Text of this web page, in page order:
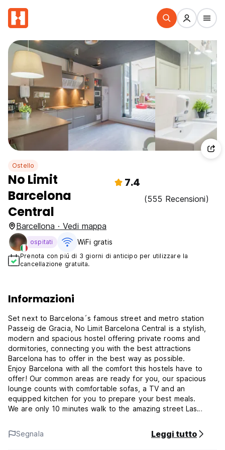
Ostello
No Limit
Barcelona
Central
7.4
(555 Recensioni)
Barcellona · Vedi mappa
ospitati WiFi gratis
Prenota con piú di 3 giorni di anticipo per utilizzare la
cancellazione gratuita.
Informazioni
Set next to Barcelona´s famous street and metro station
Passeig de Gracia, No Limit Barcelona Central is a stylish,
modern and spacious hostel offering private rooms and
dormitories, connecting you with the best attractions
Barcelona has to offer in the best way as possible.
Enjoy Barcelona with all the comfort this hostels have to
offer! Our common areas are ready for you, our spacious
lounge counts with comfortable sofas, a TV and an
equipped kitchen for you to prepare your best meals.
We are only 10 minutes walk to the amazing street Las
perfect for going or coming from the airport, as the airport
buses stops there.
Segnala Leggi tutto